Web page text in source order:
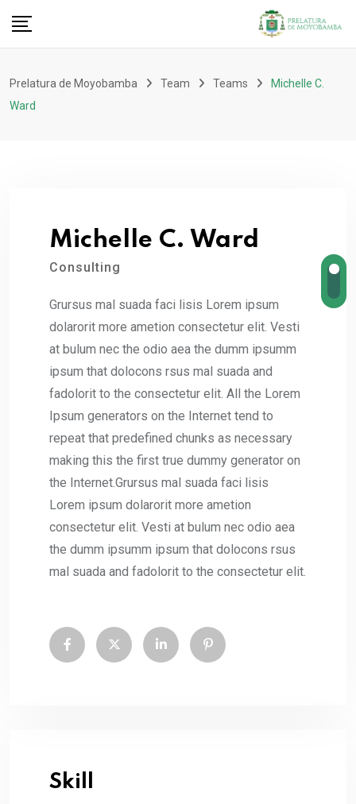
Prelatura de Moyobamba Team Teams
Michelle C.
Ward
Michelle C. Ward
Consulting
Grursus mal suada faci lisis Lorem ipsum
dolarorit more ametion consectetur elit. Vesti
at bulum nec the odio aea the dumm ipsumm
ipsum that dolocons rsus mal suada and
fadolorit to the consectetur elit. All the Lorem
Ipsum generators on the Internet tend to
repeat that predefined chunks as necessary
making this the first true dummy generator on
the Internet.Grursus mal suada faci lisis
Lorem ipsum dolarorit more ametion
consectetur elit. Vesti at bulum nec odio aea
the dumm ipsumm ipsum that dolocons rsus
mal suada and fadolorit to the consectetur elit.
Skill